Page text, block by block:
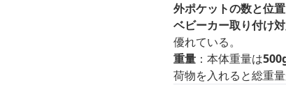
外ポケットの数と位置
ベビーカー取り付け
優れている。
重量 ：本体重量は
荷物を入れると総重